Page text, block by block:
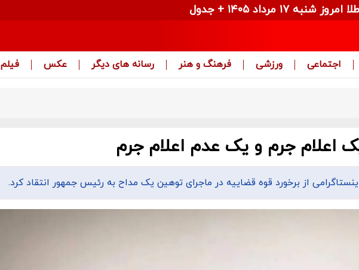
اجتماعی ورزشی فرهنگ و هنر رسانه های دیگر عکس فیلم
اعلام جرم و یک عدم اعلام جرم
از برخورد قوه قضاییه در ماجرای توهین یک مداح به رئیس جمهور انتقاد کرد.
۱۷ مرداد ۱۴۰۵ + جدول